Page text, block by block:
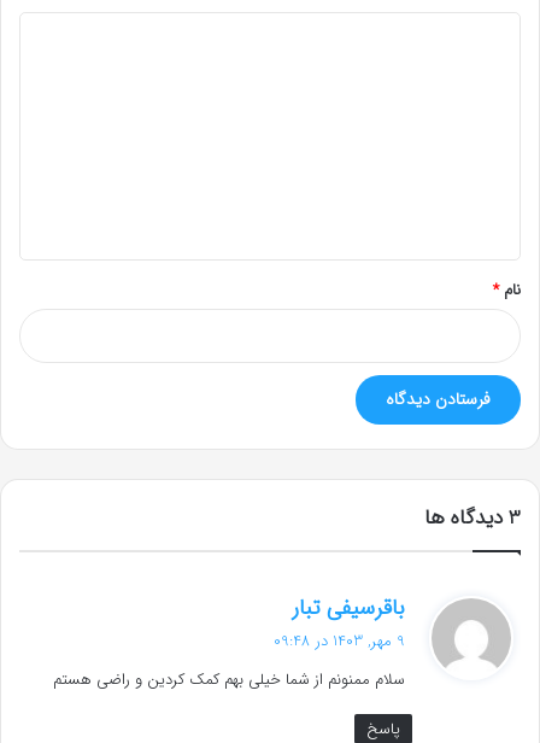
نام*
‫3 دیدگاه ها
باقرسیفی تبار
ف
:
9 مهر, 1403 در 09:48
سلام ممنونم از شما خیلی بهم کمک کردین و راضی هستم
پاسخ